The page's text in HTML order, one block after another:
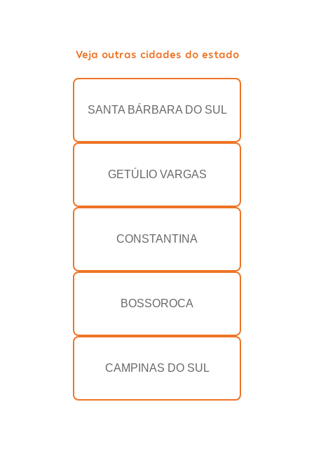
Veja outras cidades do estado
SANTA BÁRBARA DO SUL
GETÚLIO VARGAS
CONSTANTINA
BOSSOROCA
CAMPINAS DO SUL